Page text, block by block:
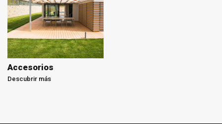
Accesorios
Descubrir más